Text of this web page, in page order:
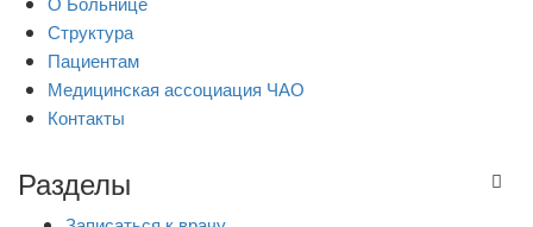
Структура
Пациентам
Медицинская ассоциация ЧАО
Контакты
Разделы